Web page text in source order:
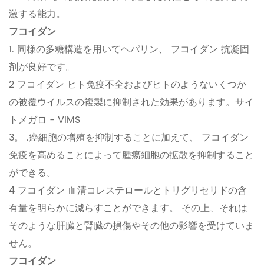
激する能力。
フコイダン
1. 同様の多糖構造を用いてヘパリン、 フコイダン 抗凝固
剤が良好です。
2 フコイダン ヒト免疫不全およびヒトのようないくつか
の被覆ウイルスの複製に抑制された効果があります。サイ
トメガロ - VIMS
3。 .癌細胞の増殖を抑制することに加えて、 フコイダン
免疫を高めることによって腫瘍細胞の拡散を抑制すること
ができる。
4 フコイダン 血清コレステロールとトリグリセリドの含
有量を明らかに減らすことができます。 その上、それは
そのような肝臓と腎臓の損傷やその他の影響を受けていま
せん。
フコイダン